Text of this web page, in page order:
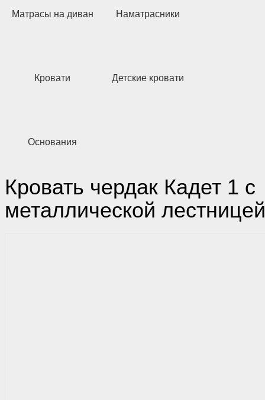
Матрасы на диван Наматрасники
Кровати Детские кровати
Основания
Кровать чердак Кадет 1 с
металлической